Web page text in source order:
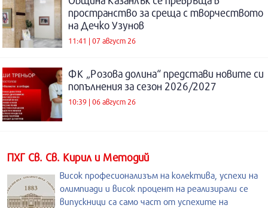
пространство за среща с творчеството
на Дечко Узунов
11:41 | 07 август 26
ФК „Розова долина“ представи новите си
попълнения за сезон 2026/2027
10:39 | 06 август 26
ПХГ Св. Св. Кирил и Методий
Висок професионализъм на колектива, успехи на
олимпиади и висок процент на реализирали се
випускници са само част от успехите на